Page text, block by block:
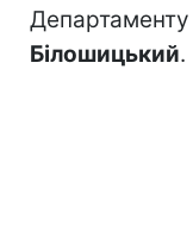
Департаменту
Білошицький.